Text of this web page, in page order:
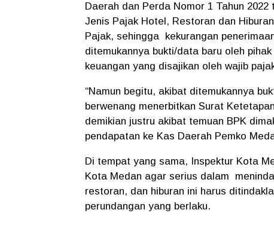
Daerah dan Perda Nomor 1 Tahun
Jenis Pajak Hotel, Restoran dan
Pajak, sehingga kekurangan
ditemukannya bukti/data baru oleh
keuangan yang disajikan oleh wajib
“Namun begitu, akibat ditemukannya
berwenang menerbitkan Surat
demikian justru akibat temuan BPK
pendapatan ke Kas Daerah Pemko
Di tempat yang sama, Inspektur Kota
Kota Medan agar serius dalam
restoran, dan hiburan ini harus
perundangan yang berlaku.